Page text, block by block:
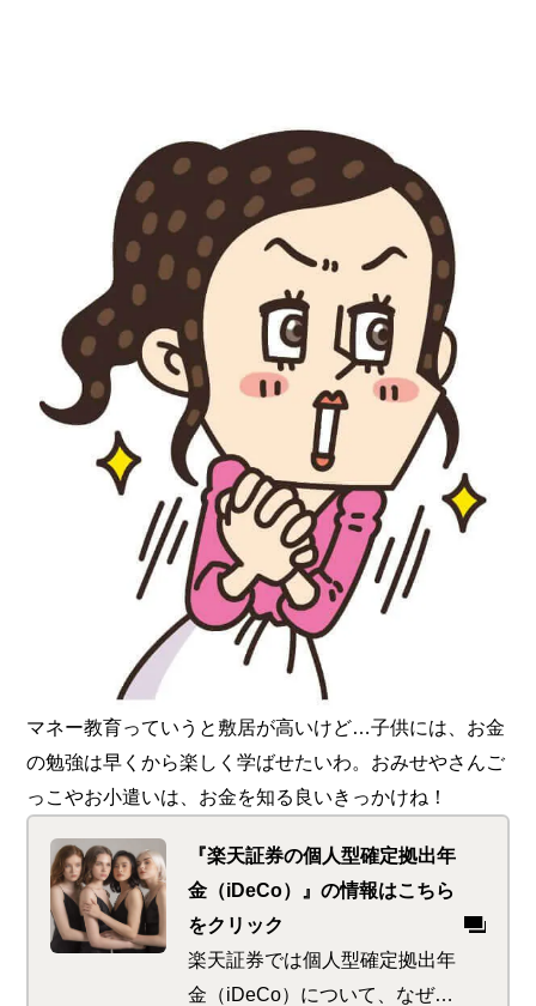
マネー教育っていうと敷居が高いけど…子供には、お金
の勉強は早くから楽しく学ばせたいわ。おみせやさんご
っこやお小遣いは、お金を知る良いきっかけね！
『楽天証券の個人型確定拠出年
金（iDeCo）』の情報はこちら
をクリック
楽天証券では個人型確定拠出年
金（iDeCo）について、なぜ必